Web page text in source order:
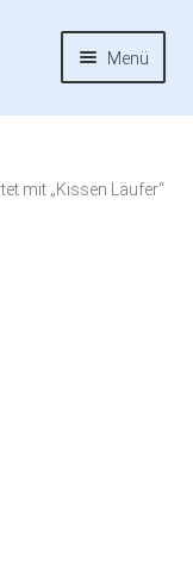
Menü
mit „Kissen Läufer“